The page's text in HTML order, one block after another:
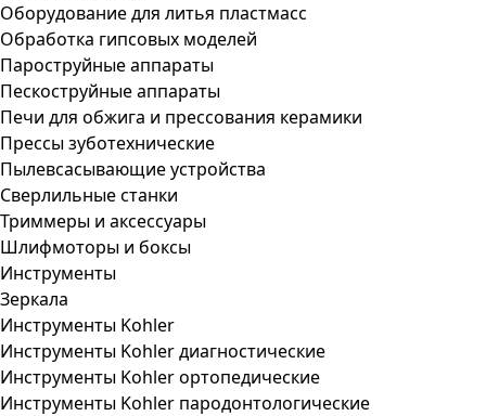
Оборудование для литья пластмасс
Обработка гипсовых моделей
Пароструйные аппараты
Пескоструйные аппараты
Печи для обжига и прессования керамики
Прессы зуботехнические
Пылевсасывающие устройства
Сверлильные станки
Триммеры и аксессуары
Шлифмоторы и боксы
Инструменты
Зеркала
Инструменты Kohler
Инструменты Kohler диагностические
Инструменты Kohler ортопедические
Инструменты Kohler пародонтологические